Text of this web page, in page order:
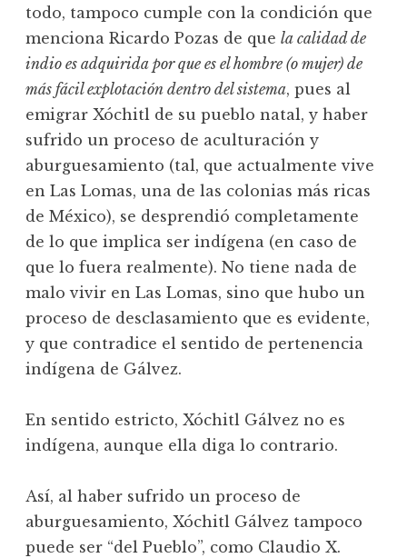
todo, tampoco cumple con la condición que
menciona Ricardo Pozas de que la calidad de
indio es adquirida por que es el hombre (o mujer) de
más fácil explotación dentro del sistema, pues al
emigrar Xóchitl de su pueblo natal, y haber
sufrido un proceso de aculturación y
aburguesamiento (tal, que actualmente vive
en Las Lomas, una de las colonias más ricas
de México), se desprendió completamente
de lo que implica ser indígena (en caso de
que lo fuera realmente). No tiene nada de
malo vivir en Las Lomas, sino que hubo un
proceso de desclasamiento que es evidente,
y que contradice el sentido de pertenencia
indígena de Gálvez.
En sentido estricto, Xóchitl Gálvez no es
indígena, aunque ella diga lo contrario.
Así, al haber sufrido un proceso de
aburguesamiento, Xóchitl Gálvez tampoco
puede ser “del Pueblo”, como Claudio X.